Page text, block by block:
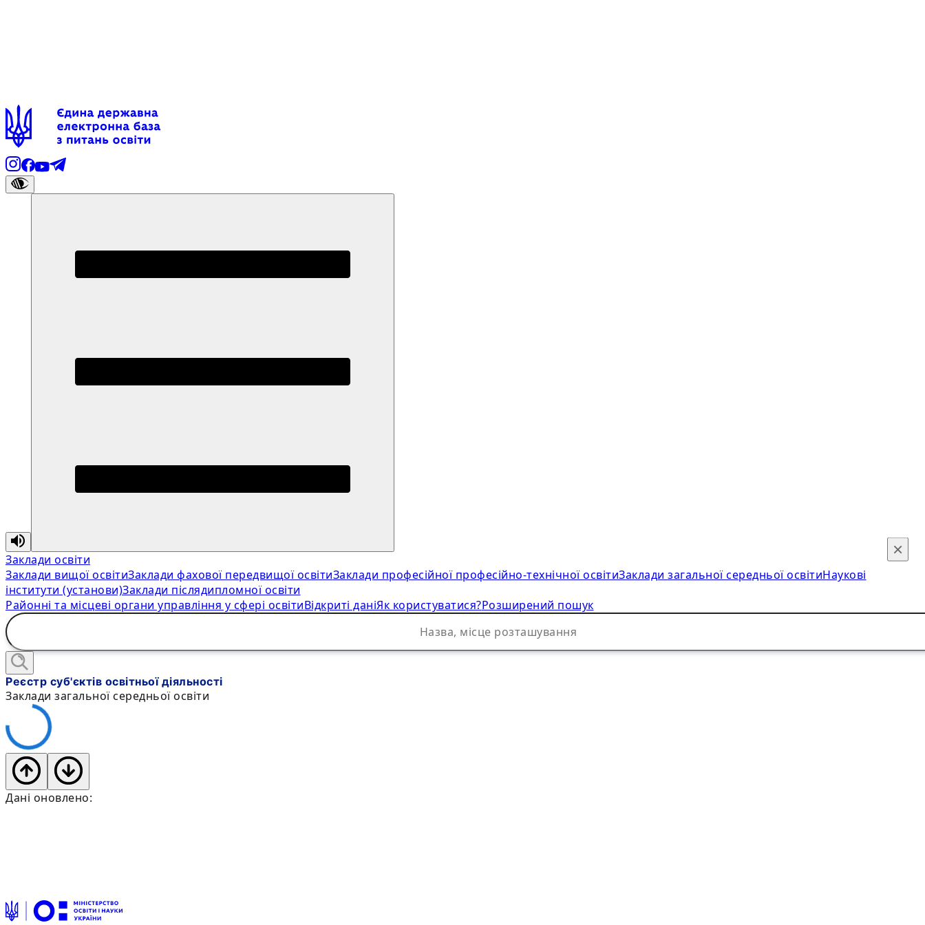
Заклади освіти
Заклади вищої освітиЗаклади фахової передвищої освітиЗаклади професійної професійно-технічної освітиЗаклади загальної середньої освітиНаукові
інститути (установи)Заклади післядипломної освіти
Районні та місцеві органи управління у сфері освітиВідкриті даніЯк користуватися?Розширений пошук
×
Реєстр суб'єктів освітньої діяльності
Заклади загальної середньої освіти
Дані оновлено: